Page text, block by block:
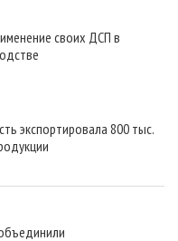
своих ДСП в
экспортировала 800 тыс.